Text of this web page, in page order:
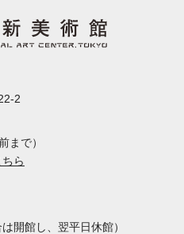
2
まで）
ちら
開館し、翌平日休館）